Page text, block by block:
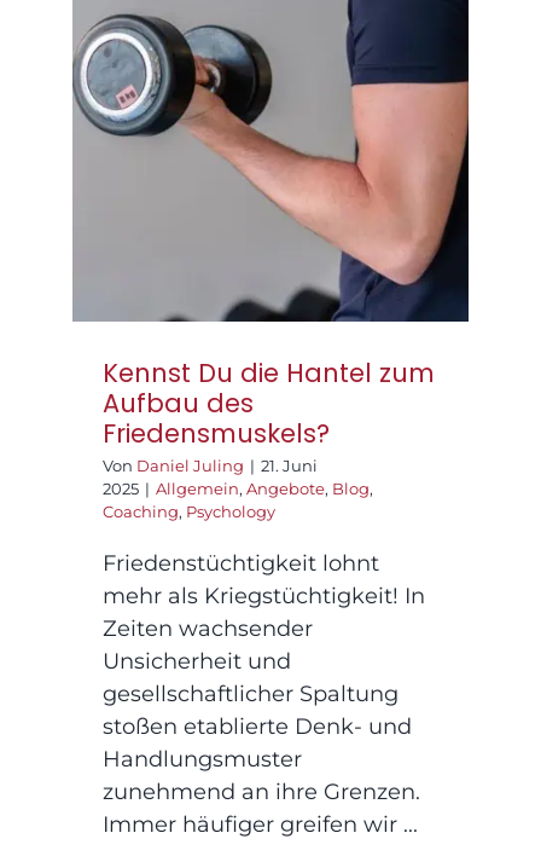
Kennst Du die Hantel
zum Aufbau des
Friedensmuskels?
Kennst Du die Hantel zum
Aufbau des
Friedensmuskels?
Von Daniel Juling | 21. Juni
2025 | Allgemein, Angebote, Blog,
Coaching, Psychology
Friedenstüchtigkeit lohnt
mehr als Kriegstüchtigkeit! In
Zeiten wachsender
Unsicherheit und
gesellschaftlicher Spaltung
stoßen etablierte Denk- und
Handlungsmuster
zunehmend an ihre Grenzen.
Immer häufiger greifen wir ...